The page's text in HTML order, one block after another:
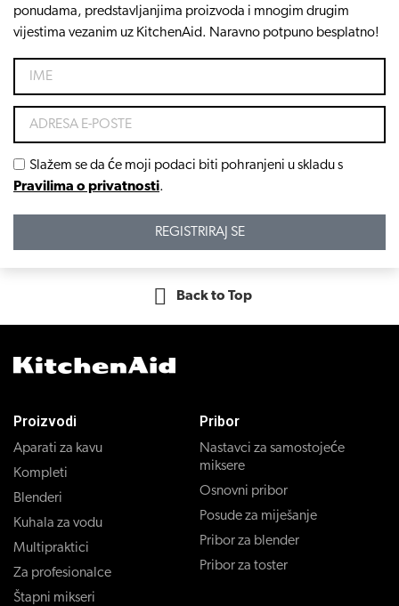
ponudama, predstavljanjima proizvoda i mnogim drugim
vijestima vezanim uz KitchenAid. Naravno potpuno besplatno!
Slažem se da će moji podaci biti pohranjeni u skladu s
Pravilima o privatnosti.
REGISTRIRAJ SE
Back to Top
Proizvodi
Aparati za kavu
Kompleti
Blenderi
Kuhala za vodu
Multipraktici
Za profesionalce
Štapni mikseri
Pribor
Nastavci za samostojeće
miksere
Osnovni pribor
Posude za miješanje
Pribor za blender
Pribor za toster